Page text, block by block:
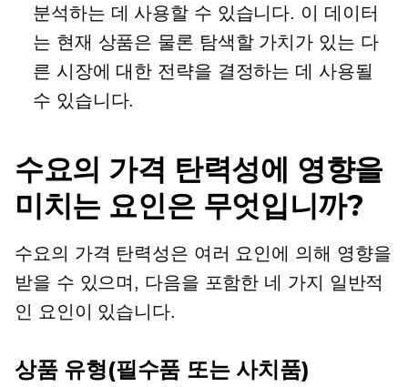
분석하는 데 사용할 수 있습니다. 이 데이터
는 현재 상품은 물론 탐색할 가치가 있는 다
른 시장에 대한 전략을 결정하는 데 사용될
수 있습니다.
수요의 가격 탄력성에 영향을
미치는 요인은 무엇입니까?
수요의 가격 탄력성은 여러 요인에 의해 영향을
받을 수 있으며, 다음을 포함한 네 가지 일반적
인 요인이 있습니다.
상품 유형(필수품 또는 사치품)